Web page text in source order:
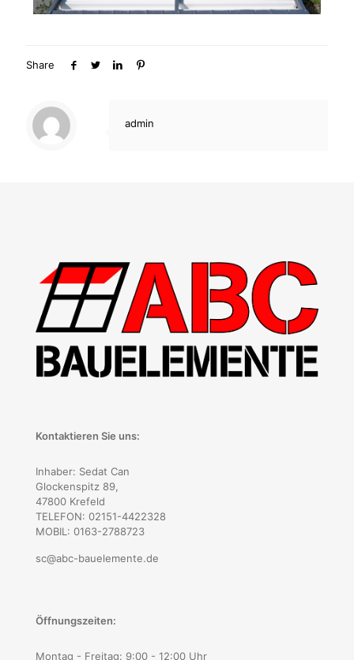
Share
admin
Kontaktieren Sie uns:
Inhaber: Sedat Can
Glockenspitz 89,
47800 Krefeld
TELEFON: 02151-4422328
MOBIL: 0163-2788723
sc@abc-bauelemente.de
Öffnungszeiten:
Montag - Freitag: 9:00 - 12:00 Uhr